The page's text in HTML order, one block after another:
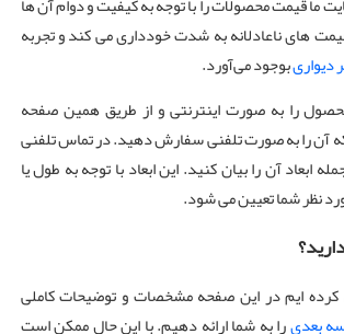
های ناعادلانه به شدت خودداری می کند و تجربه
دیواریبوجود می‌آورد.
را به صورت اینترنتی و از طریق همین صفحه
آن را به صورت تلفنی سفارش دهید. در تماس تلفنی
ابعاد آن را بیان کنید. این ابعاد با توجه به طول یا
نظر شما تعیین می شود.
ایم در این صفحه مشخصات و توضیحات کاملی
بعدیرا به شما ارائه دهیم. با این حال ممکن است